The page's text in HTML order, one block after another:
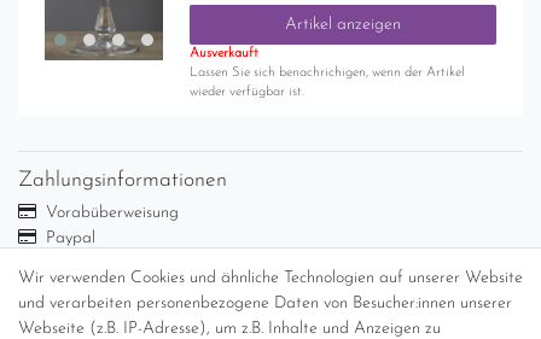
Artikel anzeigen
Ausverkauft
Lassen Sie sich benachrichigen, wenn der Artikel
wieder verfügbar ist.
Wir verwenden Cookies und ähnliche Technologien auf unserer Website
und verarbeiten personenbezogene Daten von Besucher:innen unserer
Webseite (z.B. IP-Adresse), um z.B. Inhalte und Anzeigen zu
Zahlungsinformationen
Vorabüberweisung
Paypal
Versandinformationen